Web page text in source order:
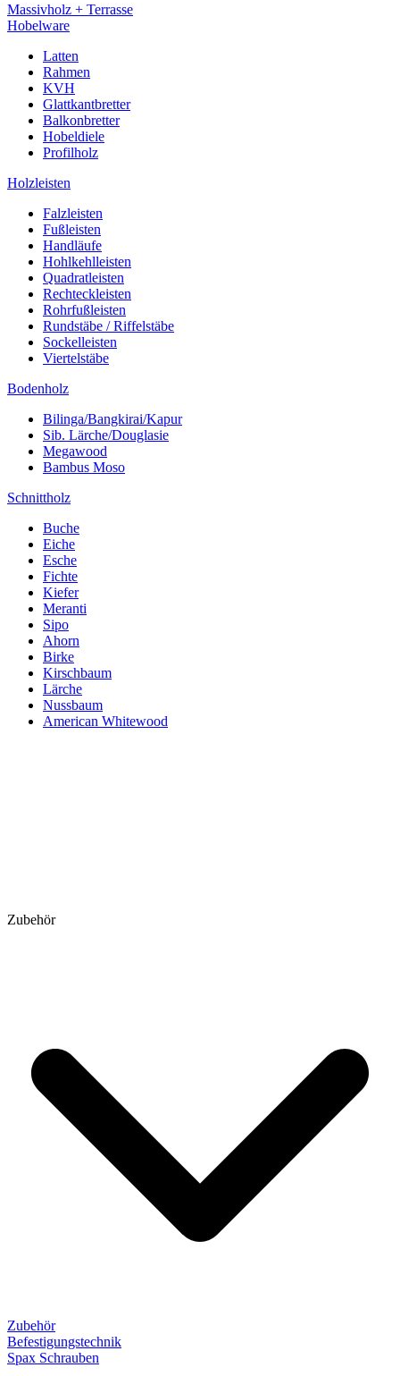
Massivholz + Terrasse
Hobelware
Latten
Rahmen
KVH
Glattkantbretter
Balkonbretter
Hobeldiele
Profilholz
Holzleisten
Falzleisten
Fußleisten
Handläufe
Hohlkehlleisten
Quadratleisten
Rechteckleisten
Rohrfußleisten
Rundstäbe / Riffelstäbe
Sockelleisten
Viertelstäbe
Bodenholz
Bilinga/Bangkirai/Kapur
Sib. Lärche/Douglasie
Megawood
Bambus Moso
Schnittholz
Buche
Eiche
Esche
Fichte
Kiefer
Meranti
Sipo
Ahorn
Birke
Kirschbaum
Lärche
Nussbaum
American Whitewood
Zubehör
Zubehör
Befestigungstechnik
Spax Schrauben